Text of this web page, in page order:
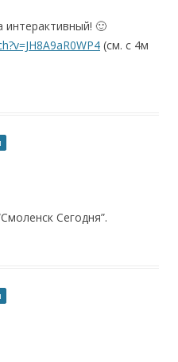
интерактивный! 🙂
(см. с 4м
Сегодня”.